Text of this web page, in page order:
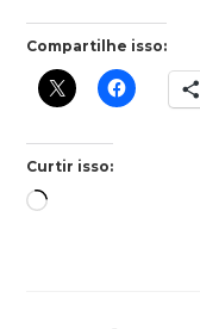
Compartilhe isso:
Curtir isso: